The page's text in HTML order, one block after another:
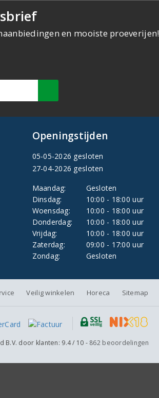
en mooiste proeverijen!
Openingstijden
05-05-2026 gesloten
27-04-2026 gesloten
Maandag:
Gesloten
Dinsdag:
10:00 - 18:00 uur
Woensdag:
10:00 - 18:00 uur
Donderdag:
10:00 - 18:00 uur
Vrijdag:
10:00 - 18:00 uur
Zaterdag:
09:00 - 17:00 uur
Zondag:
Gesloten
Veilig winkelen Horeca Sitemap
B.V. door klanten: 9.4/ 10 - 862 beoordelingen